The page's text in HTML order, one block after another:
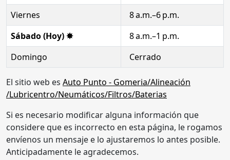
Viernes
8 a.m.–6 p.m.
Sábado (Hoy) ✸
8 a.m.–1 p.m.
Domingo
Cerrado
El sitio web es Auto Punto - Gomeria/Alineación
/Lubricentro/Neumáticos/Filtros/Baterias
Si es necesario modificar alguna información que
considere que es incorrecto en esta página, le rogamos
envíenos un mensaje e lo ajustaremos lo antes posible.
Anticipadamente le agradecemos.